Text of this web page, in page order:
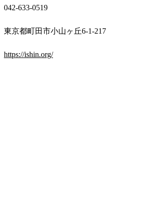
042-633-0519
東京都町田市小山ヶ丘6-1-217
https://ishin.org/